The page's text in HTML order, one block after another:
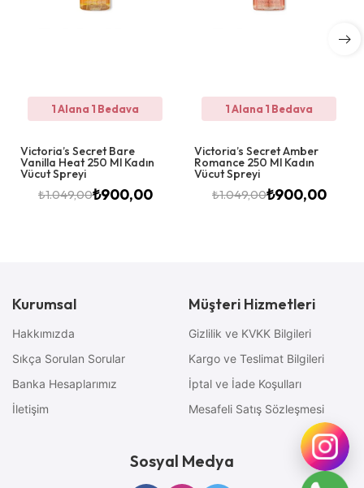
1 Alana 1 Bedava
Victoria’s Secret Bare
Vanilla Heat 250 Ml Kadın
Vücut Spreyi
₺1.049,00₺900,00
1 Alana 1 Bedava
Victoria’s Secret Amber
Romance 250 Ml Kadın
Vücut Spreyi
₺1.049,00₺900,00
Kurumsal
Hakkımızda
Sıkça Sorulan Sorular
Banka Hesaplarımız
İletişim
Müşteri Hizmetleri
Gizlilik ve KVKK Bilgileri
Kargo ve Teslimat Bilgileri
İptal ve İade Koşulları
Mesafeli Satış Sözleşmesi
Sosyal Medya